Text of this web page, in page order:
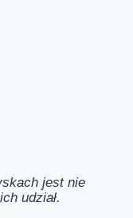
jest nie
udział.